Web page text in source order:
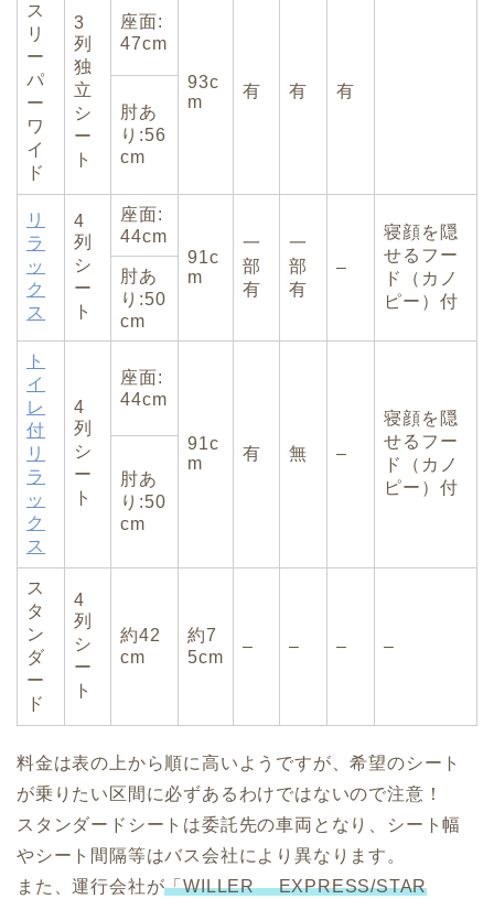
ス
リ
ー
パ
ー
ワ
イ
ド
3
列
独
立
シ
ー
ト
座面:
47cm
93c
m
有 有
有
肘あ
り:56
cm
リ
ラ
ッ
ク
ス
4
列
シ
ー
ト
座面:
44cm
91c
m
一
部
有
一
部
有
–
寝顔を隠
せるフー
ド（カノ
ピー）付
肘あ
り:50
cm
ト
イ
レ
付
リ
ラ
ッ
ク
ス
4
列
シ
ー
ト
座面:
44cm
91c
m
有 無 –
寝顔を隠
せるフー
ド（カノ
ピー）付
肘あ
り:50
cm
ス
タ
ン
ダ
ー
ド
4
列
シ
ー
ト
約42
cm
約7
5cm
– – – –
料金は表の上から順に高いようですが、希望のシート
が乗りたい区間に必ずあるわけではないので注意！
スタンダードシートは委託先の車両となり、シート幅
やシート間隔等はバス会社により異なります。
また、運行会社が「WILLER EXPRESS/STAR